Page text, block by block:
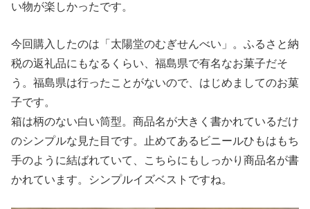
い物が楽しかったです。
今回購入したのは「太陽堂のむぎせんべい」。ふるさと納
税の返礼品にもなるくらい、福島県で有名なお菓子だそ
う。福島県は行ったことがないので、はじめましてのお菓
子です。
箱は柄のない白い筒型。商品名が大きく書かれているだけ
のシンプルな見た目です。止めてあるビニールひもはもち
手のように結ばれていて、こちらにもしっかり商品名が書
かれています。シンプルイズベストですね。